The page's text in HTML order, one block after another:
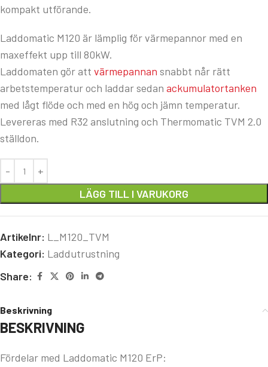
kompakt utförande.
Laddomatic M120 är lämplig för värmepannor med en
maxeffekt upp till 80kW.
Laddomaten gör att värmepannan snabbt når rätt
arbetstemperatur och laddar sedan ackumulatortanken
med lågt flöde och med en hög och jämn temperatur.
Levereras med R32 anslutning och Thermomatic TVM 2.0
ställdon.
LÄGG TILL I VARUKORG
Artikelnr: L_M120_TVM
Kategori: Laddutrustning
Share:
Beskrivning
BESKRIVNING
Fördelar med Laddomatic M120 ErP: